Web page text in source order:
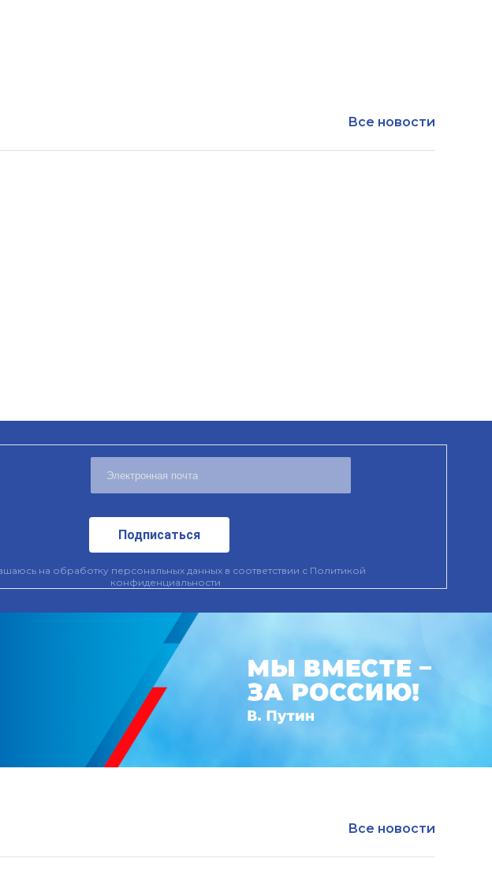
Все новости
Подписаться
на обработку персональных данных в соответствии с Политикой
конфиденциальности
Все новости